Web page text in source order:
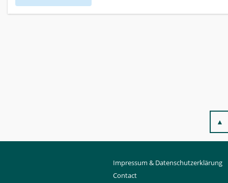
▲
Impressum & Datenschutzerklärung
Contact